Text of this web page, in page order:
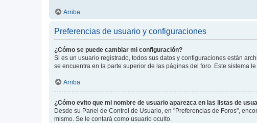
Arriba
Preferencias de usuario y configuraciones
¿Cómo se puede cambiar mi configuración?
Si es un usuario registrado, todos sus datos y configuraciones están
se encuentra en la parte superior de las páginas del foro. Este sistema
Arriba
¿Cómo evito que mi nombre de usuario aparezca en las listas de
Desde su Panel de Control de Usuario, en "Preferencias de Foros",
mismo. Se le contará como usuario oculto.